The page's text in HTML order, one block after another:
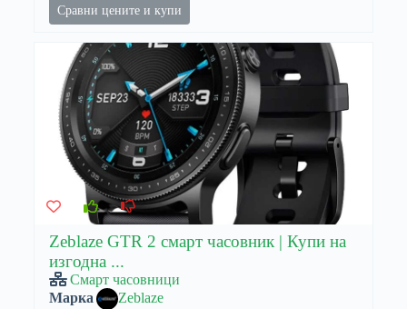
Сравни цените и купи
Zeblaze GTR 2 смарт часовник | Купи на
изгодна ...
Смарт часовници
Марка
Zeblaze